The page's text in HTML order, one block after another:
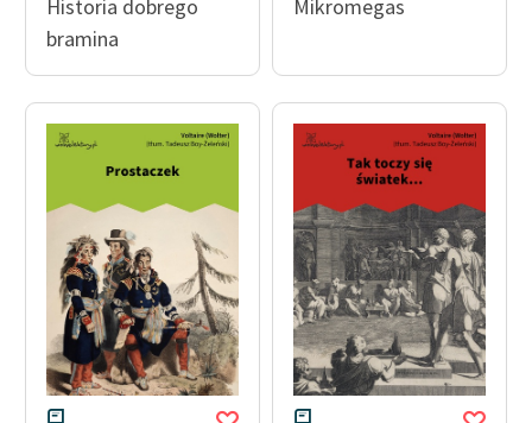
Historia dobrego
bramina
Mikromegas